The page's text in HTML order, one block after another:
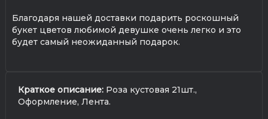
Благодаря нашей доставки подарить роскошный
букет цветов любимой девушке очень легко и это
будет самый неожиданный подарок.
Краткое описание: Роза кустовая 21шт.,
Оформление, Лента.